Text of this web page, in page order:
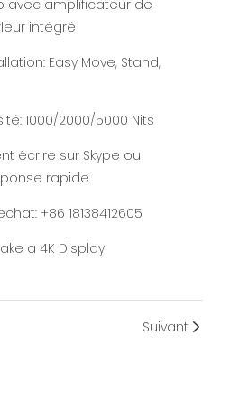
avec amplificateur de
intégré
Easy Move, Stand,
1000/2000/5000 Nits
écrire sur Skype ou
rapide.
+86 18138412605
Suivant